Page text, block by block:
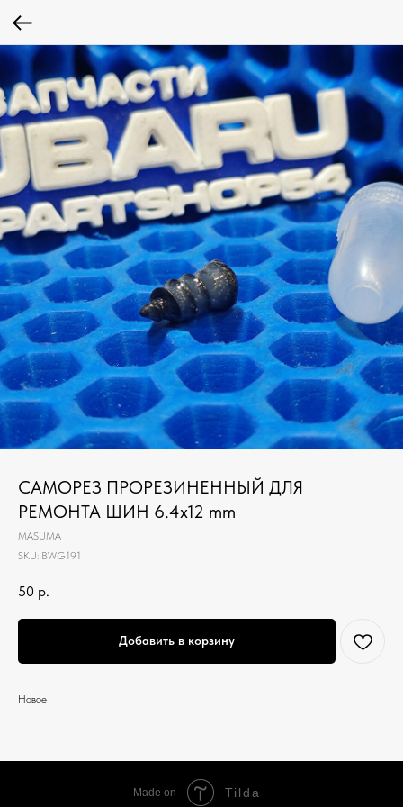
САМОРЕЗ ПРОРЕЗИНЕННЫЙ ДЛЯ
РЕМОНТА ШИН 6.4x12 mm
MASUMA
SKU: BWG191
50 р.
Добавить в корзину
Новое
Made on Tilda